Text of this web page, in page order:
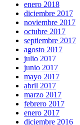
enero 2018
diciembre 2017
noviembre 2017
octubre 2017
septiembre 2017
agosto 2017
julio 2017
junio 2017
mayo 2017
abril 2017
marzo 2017
febrero 2017
enero 2017
diciembre 2016